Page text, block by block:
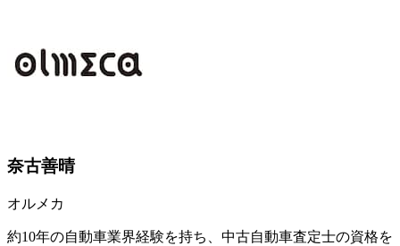
奈古善晴
オルメカ
約10年の自動車業界経験を持ち、中古自動車査定士の資格を